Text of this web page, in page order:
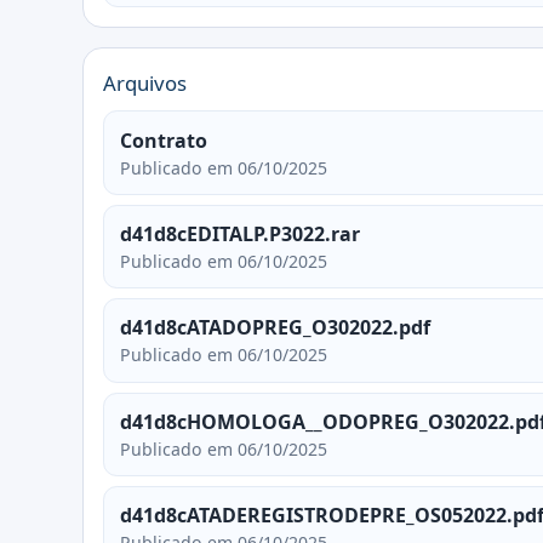
Arquivos
Contrato
Publicado em 06/10/2025
d41d8cEDITALP.P3022.rar
Publicado em 06/10/2025
d41d8cATADOPREG_O302022.pdf
Publicado em 06/10/2025
Publicado em 06/10/2025
d41d8cATADEREGISTRODEPRE_OS052022.pdf